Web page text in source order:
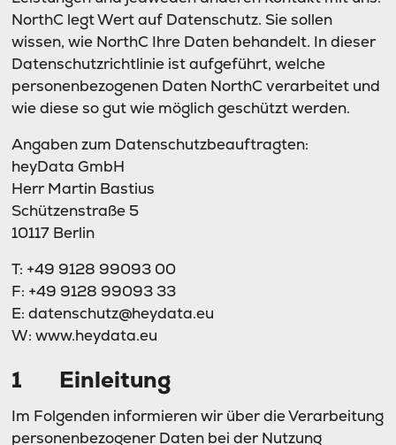
NorthC legt Wert auf Datenschutz. Sie sollen
wissen, wie NorthC Ihre Daten behandelt. In dieser
Datenschutzrichtlinie ist aufgeführt, welche
personenbezogenen Daten NorthC verarbeitet und
wie diese so gut wie möglich geschützt werden.
Angaben zum Datenschutzbeauftragten:
heyData GmbH
Herr Martin Bastius
Schützenstraße 5
10117 Berlin
T: +49 9128 99093 00
F: +49 9128 99093 33
E: datenschutz@heydata.eu
W: www.heydata.eu
1 Einleitung
Im Folgenden informieren wir über die Verarbeitung
personenbezogener Daten bei der Nutzung